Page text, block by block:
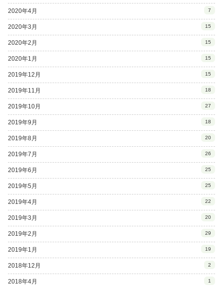
2020年4月 7
2020年3月 15
2020年2月 15
2020年1月 15
2019年12月 15
2019年11月 18
2019年10月 27
2019年9月 18
2019年8月 20
2019年7月 26
2019年6月 25
2019年5月 25
2019年4月 22
2019年3月 20
2019年2月 29
2019年1月 19
2018年12月 2
2018年4月 1